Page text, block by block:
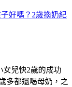
好嗎？2歲換奶紀
女兒快2歲的成功
多都還喝母奶，之